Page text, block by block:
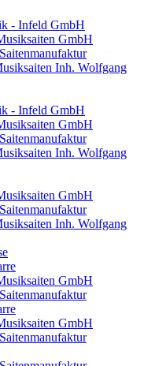
- Infeld GmbH
GmbH
Inh. Wolfgang
- Infeld GmbH
GmbH
Inh. Wolfgang
GmbH
Inh. Wolfgang
GmbH
GmbH